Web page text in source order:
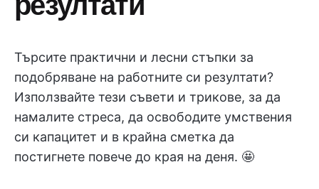
Търсите практични и лесни стъпки за
подобряване на работните си резултати?
Използвайте тези съвети и трикове, за да
намалите стреса, да освободите умствения
си капацитет и в крайна сметка да
постигнете повече до края на деня. 🤩